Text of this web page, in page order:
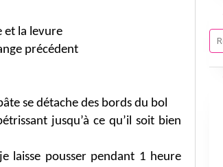
et la levure
précédent
se détache des bords du bol
jusqu’à ce qu’il soit bien
laisse pousser pendant 1 heure